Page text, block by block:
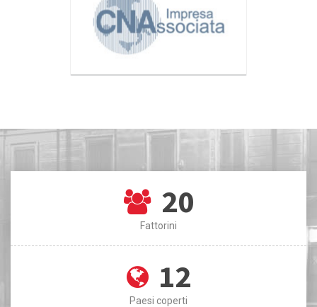
20
Fattorini
12
Paesi coperti